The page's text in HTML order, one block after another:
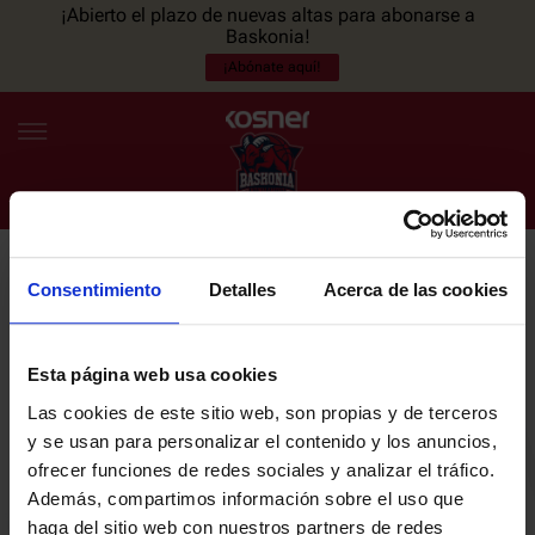
Consentimiento Detalles Acerca de las cookies
Esta página web usa cookies
Las cookies de este sitio web, son propias y de terceros
y se usan para personalizar el contenido y los anuncios,
ofrecer funciones de redes sociales y analizar el tráfico.
Además, compartimos información sobre el uso que
haga del sitio web con nuestros partners de redes
¡Abierto el plazo de nuevas altas para abonarse a
Baskonia!
¡Abónate aquí!
ES EU
NOTICIAS
PLANTILLA
ENTRADAS
NEWSLETTER
últimas noticias y promociones del club.
Email
He leído y acepto laPolítica de privacidaddel SASKI BASKONIA